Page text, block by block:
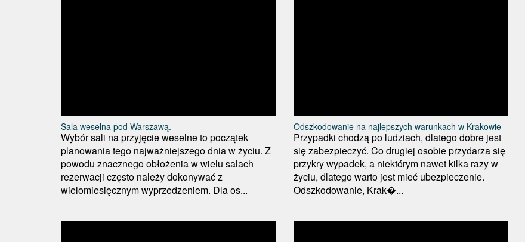
Sala weselna pod Warszawą.
Wybór sali na przyjęcie weselne to początek
planowania tego najważniejszego dnia w życiu. Z
powodu znacznego obłożenia w wielu salach
rezerwacji często należy dokonywać z
wielomiesięcznym wyprzedzeniem. Dla os...
Odszkodowanie na najlepszych warunkach w Krakowie
Przypadki chodzą po ludziach, dlatego dobre jest
się zabezpieczyć. Co drugiej osobie przydarza się
przykry wypadek, a niektórym nawet kilka razy w
życiu, dlatego warto jest mieć ubezpieczenie.
Odszkodowanie, Krak�...